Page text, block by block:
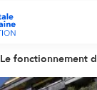
Le fonctionnement